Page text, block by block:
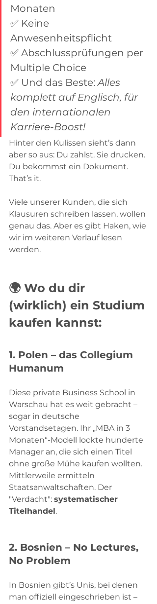
Monaten
✅ Keine
Anwesenheitspflicht
✅ Abschlussprüfungen per
Multiple Choice
✅ Und das Beste: Alles
komplett auf Englisch, für
den internationalen
Karriere-Boost!
Hinter den Kulissen sieht’s dann
aber so aus: Du zahlst. Sie drucken.
Du bekommst ein Dokument.
That’s it.
Viele unserer Kunden, die sich
Klausuren schreiben lassen, wollen
genau das. Aber es gibt Haken, wie
wir im weiteren Verlauf lesen
werden.
🌍 Wo du dir
(wirklich) ein Studium
kaufen kannst:
1. Polen – das Collegium
Humanum
Diese private Business School in
Warschau hat es weit gebracht –
sogar in deutsche
Vorstandsetagen. Ihr „MBA in 3
Monaten“-Modell lockte hunderte
Manager an, die sich einen Titel
ohne große Mühe kaufen wollten.
Mittlerweile ermitteln
Staatsanwaltschaften. Der
"Verdacht": systematischer
Titelhandel.
2. Bosnien – No Lectures,
No Problem
In Bosnien gibt’s Unis, bei denen
man offiziell eingeschrieben ist –